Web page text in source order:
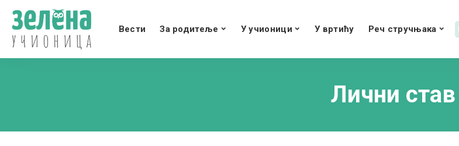
Вести За родитеље У учионици У вртићу Реч стручњака
Лични став